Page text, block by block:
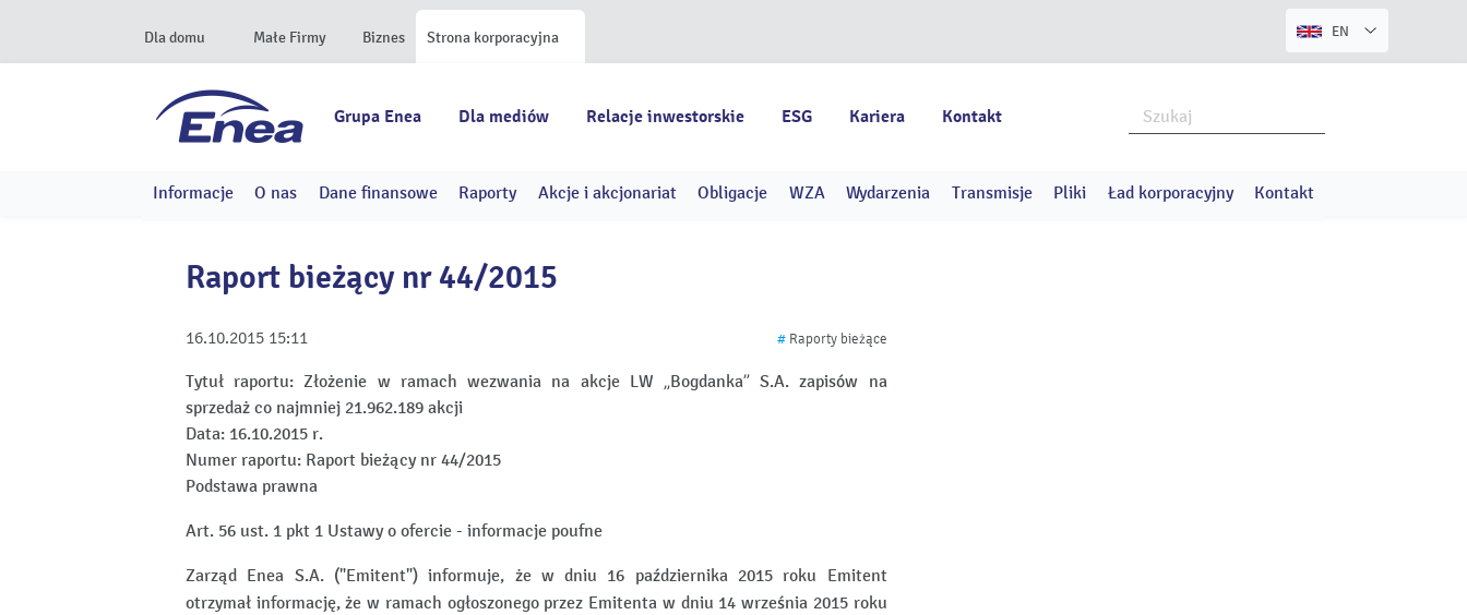
Dla domu Małe Firmy Biznes Strona korporacyjna EN
Grupa Enea Dla mediów Relacje inwestorskie ESG Kariera Kontakt
Informacje O nas Dane finansowe Raporty Akcje i akcjonariat Obligacje WZA Wydarzenia Transmisje Pliki Ład korporacyjny Kontakt
Raport bieżący nr 44/2015
16.10.2015 15:11 # Raporty bieżące
Tytuł raportu:Złożenie w ramach wezwania na akcje LW „Bogdanka” S.A. zapisów na
sprzedaż co najmniej 21.962.189 akcji
Data: 16.10.2015 r.
Numer raportu: Raport bieżący nr 44/2015
Podstawa prawna
Art. 56 ust. 1 pkt 1 Ustawy o ofercie - informacje poufne
Zarząd Enea S.A. ("Emitent") informuje, że w dniu 16 października 2015 roku Emitent
otrzymał informację, że w ramach ogłoszonego przez Emitenta w dniu 14 września 2015 roku